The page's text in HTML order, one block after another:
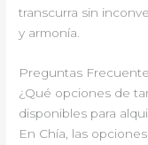
transcurra sin
y armonía.
Preguntas
¿Qué opciones de
disponibles para
En Chía, las